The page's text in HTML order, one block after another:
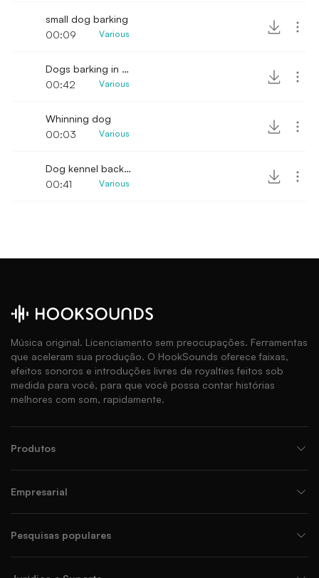
small dog barking
00:09
Various
Dogs barking in whining in distance at kennels
00:42
Various
Whinning dog
00:03
Various
Dog kennel background sounds
00:41
Various
Música original. Licenciamento sem preocupações. Ferramentas
que aceleram sua produção. O HookSounds oferece faixas,
efeitos sonoros e introduções livres de royalties feitos sob
medida para você, para que você possa contar histórias
melhores com som, rapidamente.
Produtos
Empresarial
Pesquisas populares